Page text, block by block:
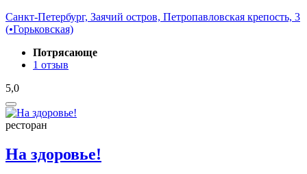
Санкт-Петербург, Заячий остров, Петропавловская крепость, 3
(•Горьковская)
Потрясающе
1 отзыв
5,0
ресторан
На здоровье!